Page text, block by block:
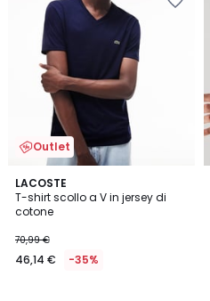
Outlet
LACOSTE
T-shirt scollo a V in jersey di
cotone
70,99 €
46,14 € -35%
5
/
5